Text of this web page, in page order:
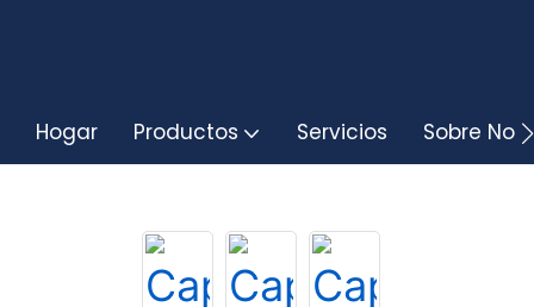
Hogar Productos Servicios Sobre